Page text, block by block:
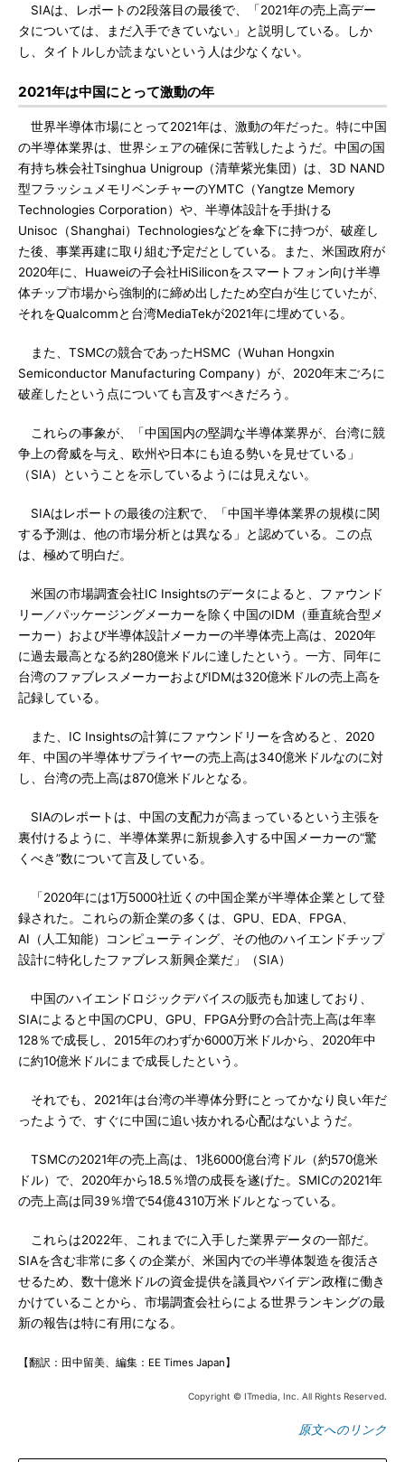
SIAは、レポートの2段落目の最後で、「2021年の売上高デー
タについては、まだ入手できていない」と説明している。しか
し、タイトルしか読まないという人は少なくない。
2021年は中国にとって激動の年
世界半導体市場にとって2021年は、激動の年だった。特に中国
の半導体業界は、世界シェアの確保に苦戦したようだ。中国の国
有持ち株会社Tsinghua Unigroup（清華紫光集団）は、3D NAND
型フラッシュメモリベンチャーのYMTC（Yangtze Memory
Technologies Corporation）や、半導体設計を手掛ける
Unisoc（Shanghai）Technologiesなどを傘下に持つが、破産し
た後、事業再建に取り組む予定だとしている。また、米国政府が
2020年に、Huaweiの子会社HiSiliconをスマートフォン向け半導
体チップ市場から強制的に締め出したため空白が生じていたが、
それをQualcommと台湾MediaTekが2021年に埋めている。
また、TSMCの競合であったHSMC（Wuhan Hongxin
Semiconductor Manufacturing Company）が、2020年末ごろに
破産したという点についても言及すべきだろう。
これらの事象が、「中国国内の堅調な半導体業界が、台湾に競
争上の脅威を与え、欧州や日本にも迫る勢いを見せている」
（SIA）ということを示しているようには見えない。
SIAはレポートの最後の注釈で、「中国半導体業界の規模に関
する予測は、他の市場分析とは異なる」と認めている。この点
は、極めて明白だ。
米国の市場調査会社IC Insightsのデータによると、ファウンド
リー／パッケージングメーカーを除く中国のIDM（垂直統合型メ
ーカー）および半導体設計メーカーの半導体売上高は、2020年
に過去最高となる約280億米ドルに達したという。一方、同年に
台湾のファブレスメーカーおよびIDMは320億米ドルの売上高を
記録している。
また、IC Insightsの計算にファウンドリーを含めると、2020
年、中国の半導体サプライヤーの売上高は340億米ドルなのに対
し、台湾の売上高は870億米ドルとなる。
SIAのレポートは、中国の支配力が高まっているという主張を
裏付けるように、半導体業界に新規参入する中国メーカーの“驚
くべき”数について言及している。
「2020年には1万5000社近くの中国企業が半導体企業として登
録された。これらの新企業の多くは、GPU、EDA、FPGA、
AI（人工知能）コンピューティング、その他のハイエンドチップ
設計に特化したファブレス新興企業だ」（SIA）
中国のハイエンドロジックデバイスの販売も加速しており、
SIAによると中国のCPU、GPU、FPGA分野の合計売上高は年率
128％で成長し、2015年のわずか6000万米ドルから、2020年中
に約10億米ドルにまで成長したという。
それでも、2021年は台湾の半導体分野にとってかなり良い年だ
ったようで、すぐに中国に追い抜かれる心配はないようだ。
TSMCの2021年の売上高は、1兆6000億台湾ドル（約570億米
ドル）で、2020年から18.5％増の成長を遂げた。SMICの2021年
の売上高は同39％増で54億4310万米ドルとなっている。
これらは2022年、これまでに入手した業界データの一部だ。
SIAを含む非常に多くの企業が、米国内での半導体製造を復活さ
せるため、数十億米ドルの資金提供を議員やバイデン政権に働き
かけていることから、市場調査会社らによる世界ランキングの最
新の報告は特に有用になる。
【翻訳：田中留美、編集：EE Times Japan】
Copyright © ITmedia, Inc. All Rights Reserved.
原文へのリンク